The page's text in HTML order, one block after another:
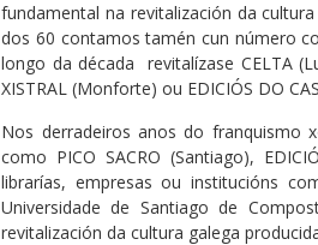
fundamental na revitalización da
dos 60 contamos tamén cun número
longo da década revitalízase CELTA
XISTRAL (Monforte) ou EDICIÓS DO
Nos derradeiros anos do franquismo
como PICO SACRO (Santiago),
librarías, empresas ou institucións
Universidade de Santiago de
revitalización da cultura galega